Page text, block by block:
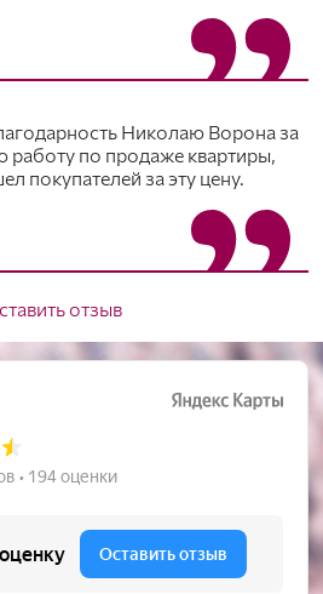
Николаю Ворона за
работу по продаже квартиры,
покупателей за эту цену.
отзыв